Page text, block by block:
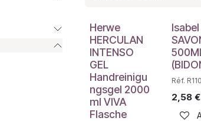
Herwe
HERCULAN
INTENSO
GEL
Handreinigu
ngsgel 2000
ml VIVA
Flasche
Isabel
Réf.
2,58€